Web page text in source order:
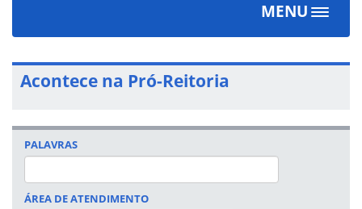
MENU
Toggle
Acontece na Pró-Reitoria
PALAVRAS
ÁREA DE ATENDIMENTO